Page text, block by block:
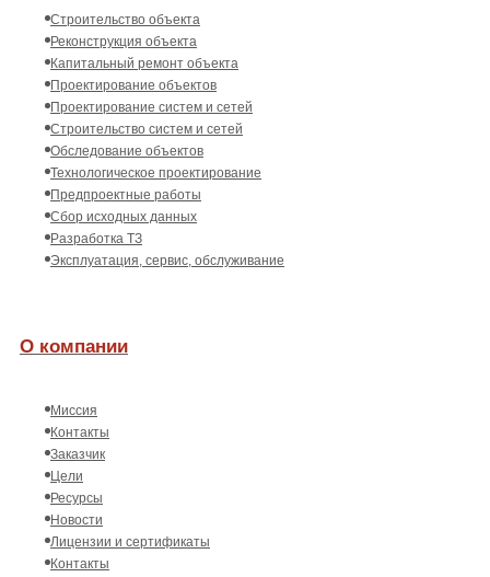
Строительство объекта
Реконструкция объекта
Капитальный ремонт объекта
Проектирование объектов
Проектирование систем и сетей
Строительство систем и сетей
Обследование объектов
Технологическое проектирование
Предпроектные работы
Сбор исходных данных
Разработка ТЗ
Эксплуатация, сервис, обслуживание
О компании
Миссия
Контакты
Заказчик
Цели
Ресурсы
Новости
Лицензии и сертификаты
Контакты